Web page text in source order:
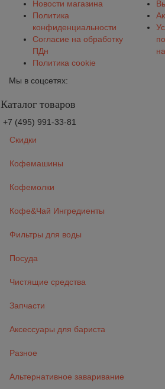
Новости магазина
Политика
конфиденциальности
Согласие на обработку
ПДн
Политика cookie
Мы в соцсетях:
Каталог товаров
+7 (495) 991-33-81
Скидки
Кофемашины
Кофемолки
Кофе&Чай Ингредиенты
Фильтры для воды
Посуда
Чистящие средства
Запчасти
Аксессуары для бариста
Разное
Альтернативное заваривание